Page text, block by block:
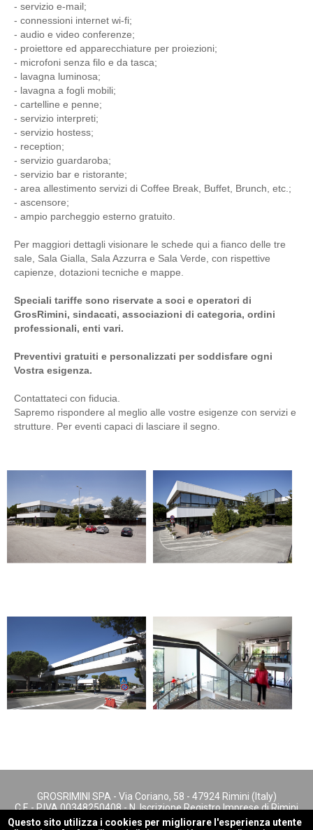
- servizio e-mail;
- connessioni internet wi-fi;
- audio e video conferenze;
- proiettore ed apparecchiature per proiezioni;
- microfoni senza filo e da tasca;
- lavagna luminosa;
- lavagna a fogli mobili;
- cartelline e penne;
- servizio interpreti;
- servizio hostess;
- reception;
- servizio guardaroba;
- servizio bar e ristorante;
- area allestimento servizi di Coffee Break, Buffet, Brunch, etc.;
- ascensore;
- ampio parcheggio esterno gratuito.
Per maggiori dettagli visionare le schede qui a fianco delle tre
sale, Sala Gialla, Sala Azzurra e Sala Verde, con rispettive
capienze, dotazioni tecniche e mappe.
Speciali tariffe sono riservate a soci e operatori di
GrosRimini, sindacati, associazioni di categoria, ordini
professionali, enti vari.
Preventivi gratuiti e personalizzati per soddisfare ogni
Vostra esigenza.
Contattateci con fiducia.
Sapremo rispondere al meglio alle vostre esigenze con servizi e
strutture. Per eventi capaci di lasciare il segno.
GROSRIMINI SPA - Via Coriano, 58 - 47924 Rimini (Italy)
C.F. - P.IVA 00348250408 - N. Iscrizione Registro Imprese di Rimini
- REA n. 147622
Questo sito utilizza i cookies per migliorare l'esperienza utente